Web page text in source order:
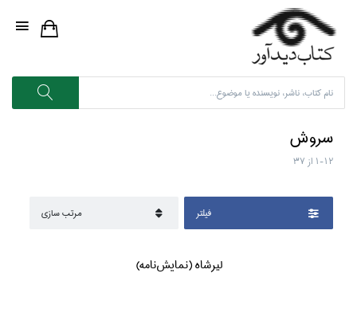
سروش
1-12 از37
فيلتر مرتب سازي
ليرشاه (نمايش‌نامه)